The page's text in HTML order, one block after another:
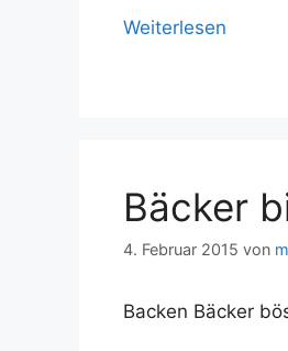
Weiterlesen
Bäcker
4. Februar 2015 von
Backen Bäcker